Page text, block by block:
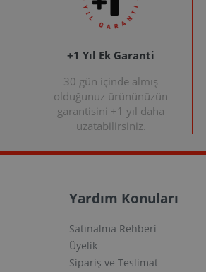
+1 Yıl Ek Garanti
30 gün içinde almış
olduğunuz ürününüzün
garantisini +1 yıl daha
uzatabilirsiniz.
Yardım Konuları
Satınalma Rehberi
Üyelik
Sipariş ve Teslimat